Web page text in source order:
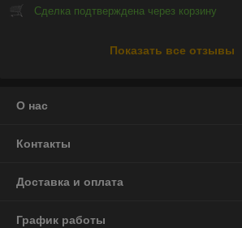
Сделка подтверждена через корзину
Показать все отзывы
О нас
Контакты
Доставка и оплата
График работы